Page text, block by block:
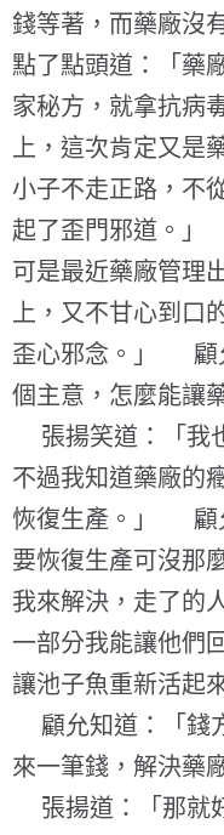
錢等著，而藥廠
點了點頭道：「藥
家秘方，就拿抗病
上，這次肯定又是
小子不走正路，不
起了歪門邪道。」
可是最近藥廠管理
上，又不甘心到口
歪心邪念。」 顧
個主意，怎麼能讓
張揚笑道：「我
不過我知道藥廠的
恢復生產。」 顧
要恢復生產可沒
我來解決，走了的
一部分我能讓他們
讓池子魚重新活起
顧允知道：「錢
來一筆錢，解決藥
張揚道：「那就